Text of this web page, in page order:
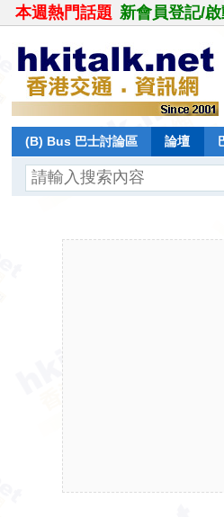
本週熱門話題 新會員登記/
(B) Bus 巴士討論區 論壇